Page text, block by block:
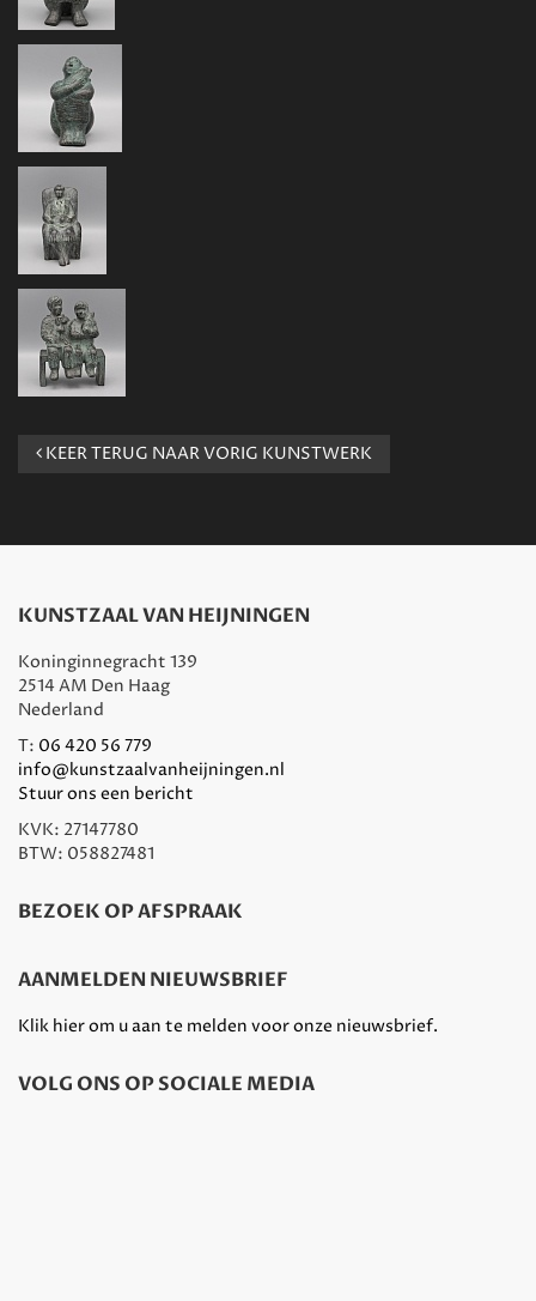
KEER TERUG NAAR VORIG KUNSTWERK
KUNSTZAAL VAN HEIJNINGEN
Koninginnegracht 139
2514 AM Den Haag
Nederland
T: 06 420 56 779
info@kunstzaalvanheijningen.nl
Stuur ons een bericht
KVK: 27147780
BTW: 058827481
BEZOEK OP AFSPRAAK
AANMELDEN NIEUWSBRIEF
Klik hier om u aan te melden voor onze nieuwsbrief.
VOLG ONS OP SOCIALE MEDIA